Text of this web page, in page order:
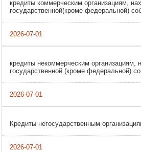
кредиты коммерческим организациям,
государственной(кроме федеральной)
кредиты некоммерческим организациям,
государственной (кроме федеральной)
Кредиты негосударственным